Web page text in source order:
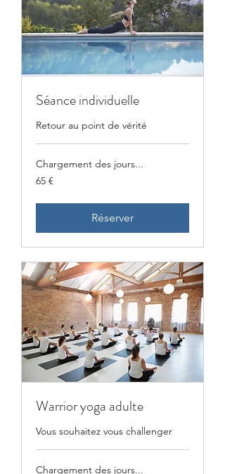
Séance individuelle
Retour au point de vérité
Chargement des jours...
65
euros
65 €
Réserver
Warrior yoga adulte
Vous souhaitez vous challenger
Chargement des jours...